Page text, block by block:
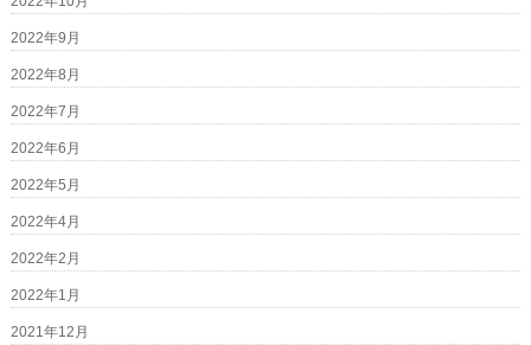
2022年9月
2022年8月
2022年7月
2022年6月
2022年5月
2022年4月
2022年2月
2022年1月
2021年12月